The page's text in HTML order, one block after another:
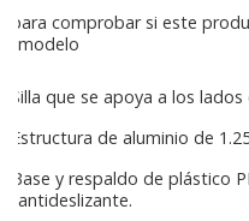
para comprobar si este
modelo
Silla que se apoya a los
Estructura de aluminio de
Base y respaldo de plástico
antideslizante.